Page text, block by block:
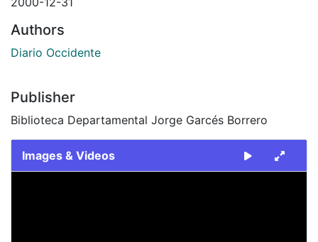
Authors
Diario Occidente
Publisher
Biblioteca Departamental Jorge Garcés Borrero
Images & Videos